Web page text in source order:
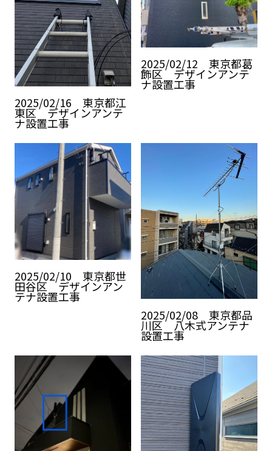
2025/02/16 東京都江
東区 デザインアンテ
ナ設置工事
2025/02/12 東京都葛
飾区 デザインアンテ
ナ設置工事
2025/02/10 東京都世
田谷区 デザインアン
テナ設置工事
2025/02/08 東京都品
川区 八木式アンテナ
設置工事